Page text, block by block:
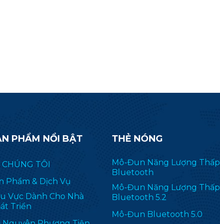
PHẨM NỔI BẬT
CHÚNG TÔI
Phẩm & Dịch Vụ
Vực Dành Cho Nhà
Triển
THẺ NÓNG
Mô-Đun Năng Lượng Thấp
Bluetooth
Mô-Đun Năng Lượng Thấp
Bluetooth 5.2
Mô-Đun Bluetooth 5.0